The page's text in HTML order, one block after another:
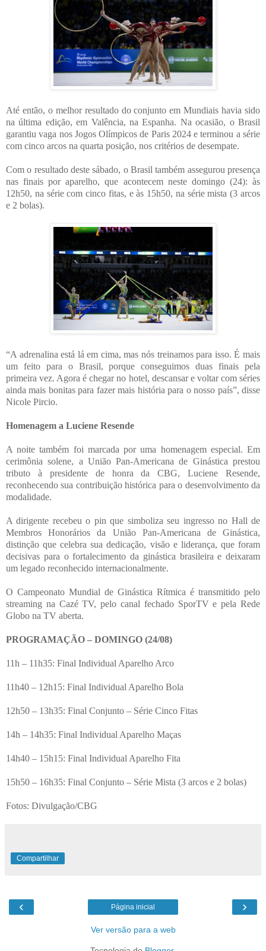
Até então, o melhor resultado do conjunto em Mundiais havia sido
na última edição, em Valência, na Espanha. Na ocasião, o Brasil
garantiu vaga nos Jogos Olímpicos de Paris 2024 e terminou a série
com cinco arcos na quarta posição, nos critérios de desempate.
Com o resultado deste sábado, o Brasil também assegurou presença
nas finais por aparelho, que acontecem neste domingo (24): às
12h50, na série com cinco fitas, e às 15h50, na série mista (3 arcos
e 2 bolas).
“A adrenalina está lá em cima, mas nós treinamos para isso. É mais
um feito para o Brasil, porque conseguimos duas finais pela
primeira vez. Agora é chegar no hotel, descansar e voltar com séries
ainda mais bonitas para fazer mais história para o nosso país”, disse
Nicole Pircio.
Homenagem a Luciene Resende
A noite também foi marcada por uma homenagem especial. Em
cerimônia solene, a União Pan-Americana de Ginástica prestou
tributo à presidente de honra da CBG, Luciene Resende,
reconhecendo sua contribuição histórica para o desenvolvimento da
modalidade.
A dirigente recebeu o pin que simboliza seu ingresso no Hall de
Membros Honorários da União Pan-Americana de Ginástica,
distinção que celebra sua dedicação, visão e liderança, que foram
decisivas para o fortalecimento da ginástica brasileira e deixaram
um legado reconhecido internacionalmente.
O Campeonato Mundial de Ginástica Rítmica é transmitido pelo
streaming na Cazé TV, pelo canal fechado SporTV e pela Rede
Globo na TV aberta.
PROGRAMAÇÃO – DOMINGO (24/08)
11h – 11h35: Final Individual Aparelho Arco
11h40 – 12h15: Final Individual Aparelho Bola
12h50 – 13h35: Final Conjunto – Série Cinco Fitas
14h – 14h35: Final Individual Aparelho Maças
14h40 – 15h15: Final Individual Aparelho Fita
15h50 – 16h35: Final Conjunto – Série Mista (3 arcos e 2 bolas)
Fotos: Divulgação/CBG
Compartilhar
‹ ›
Página inicial
Ver versão para a web